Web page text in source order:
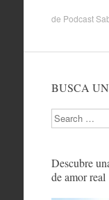
de Podcast
BUSCA
Search
Descubre
de amor